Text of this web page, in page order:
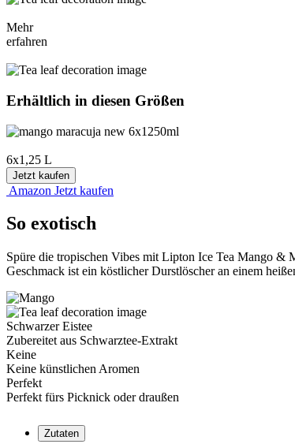
Mehr
erfahren
Erhältlich in diesen Größen
6x1,25 L
Jetzt kaufen
Amazon Jetzt kaufen
So exotisch
Spüre die tropischen Vibes mit Lipton Ice Tea Mango &
Geschmack ist ein köstlicher Durstlöscher an einem
Schwarzer Eistee
Zubereitet aus Schwarztee-Extrakt
Keine
Keine künstlichen Aromen
Perfekt
Perfekt fürs Picknick oder draußen
Zutaten